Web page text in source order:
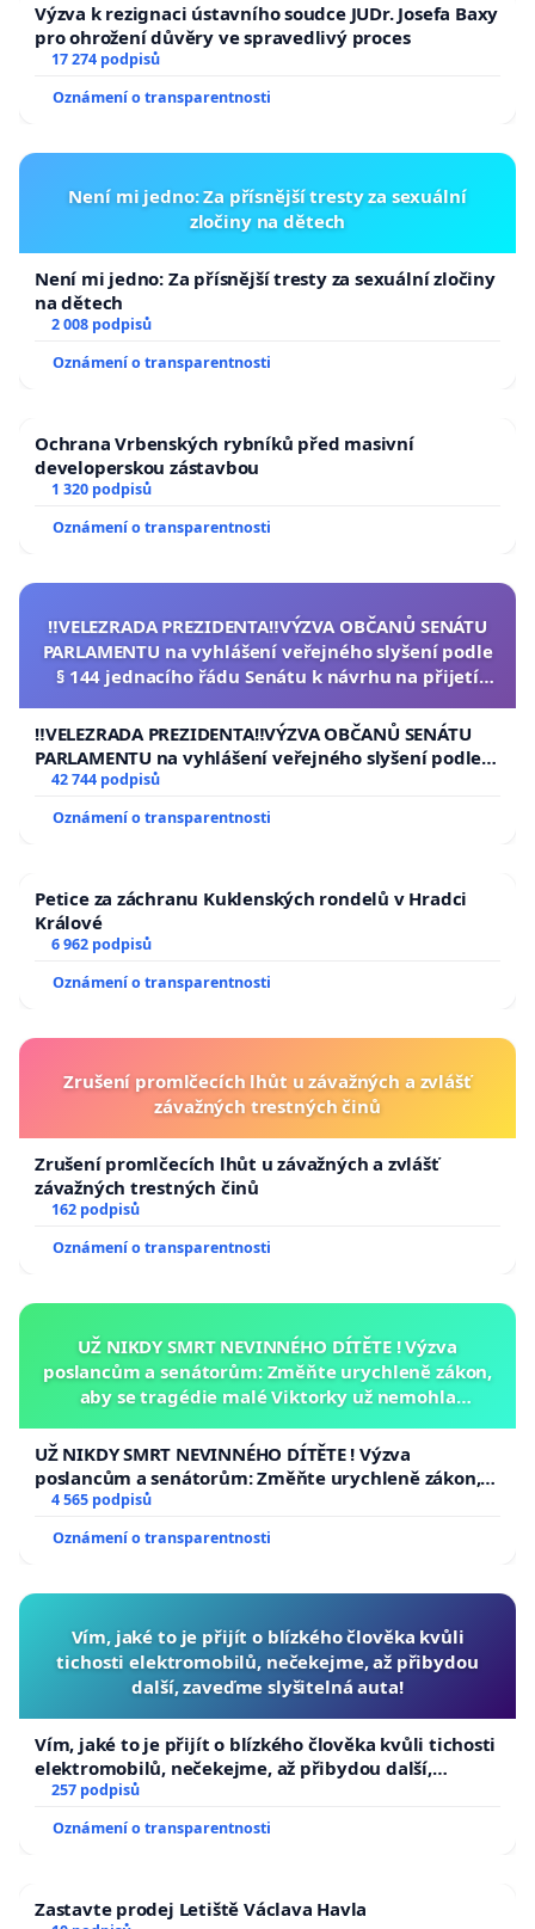
Výzva k rezignaci ústavního soudce JUDr. Josefa Baxy
pro ohrožení důvěry ve spravedlivý proces
17 274 podpisů
Oznámení o transparentnosti
Není mi jedno: Za přísnější tresty za sexuální
zločiny na dětech
Není mi jedno: Za přísnější tresty za sexuální zločiny
na dětech
2 008 podpisů
Oznámení o transparentnosti
Ochrana Vrbenských rybníků před masivní
developerskou zástavbou
1 320 podpisů
Oznámení o transparentnosti
‼️VELEZRADA PREZIDENTA‼️VÝZVA OBČANŮ SENÁTU
PARLAMENTU na vyhlášení veřejného slyšení podle
§ 144 jednacího řádu Senátu k návrhu na přijetí
republiky
‼️VELEZRADA PREZIDENTA‼️VÝZVA OBČANŮ SENÁTU
PARLAMENTU na vyhlášení veřejného slyšení podle §
144 jednacího řádu Senátu k návrhu na přijetí
usnesení k podání ústavní žaloby na prezidenta
republiky
42 744 podpisů
Oznámení o transparentnosti
Petice za záchranu Kuklenských rondelů v Hradci
Králové
6 962 podpisů
Oznámení o transparentnosti
Zrušení promlčecích lhůt u závažných a zvlášť
závažných trestných činů
Zrušení promlčecích lhůt u závažných a zvlášť
závažných trestných činů
162 podpisů
Oznámení o transparentnosti
UŽ NIKDY SMRT NEVINNÉHO DÍTĚTE ! Výzva
poslancům a senátorům: Změňte urychleně zákon,
aby se tragédie malé Viktorky už nemohla
UŽ NIKDY SMRT NEVINNÉHO DÍTĚTE ! Výzva
poslancům a senátorům: Změňte urychleně zákon,
aby se tragédie malé Viktorky už nemohla opakovat!
4 565 podpisů
Oznámení o transparentnosti
Vím, jaké to je přijít o blízkého člověka kvůli
tichosti elektromobilů, nečekejme, až přibydou
další, zaveďme slyšitelná auta!
Vím, jaké to je přijít o blízkého člověka kvůli tichosti
elektromobilů, nečekejme, až přibydou další,
zaveďme slyšitelná auta!
257 podpisů
Oznámení o transparentnosti
Zastavte prodej Letiště Václava Havla